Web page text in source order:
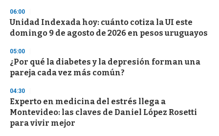
s
e
c
o
d
06:00
Unidad Indexada hoy: cuánto cotiza la UI este
domingo 9 de agosto de 2026 en pesos uruguayos
05:00
¿Por qué la diabetes y la depresión forman una
pareja cada vez más común?
04:30
Experto en medicina del estrés llega a
Montevideo: las claves de Daniel López Rosetti
para vivir mejor